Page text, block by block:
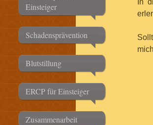
Einsteiger
Schadensprävention
Blutstillung
ERCP für Einsteiger
Zusammenarbeit
In